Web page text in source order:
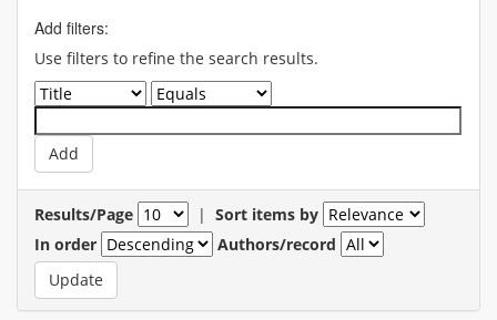
Add filters:
Use filters to refine the search results.
Results/Page | Sort items by
In order
Authors/record